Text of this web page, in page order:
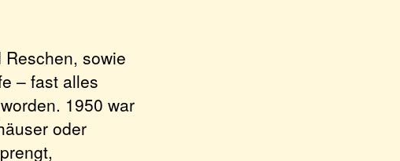
sowie
– fast alles
1950 war
oder